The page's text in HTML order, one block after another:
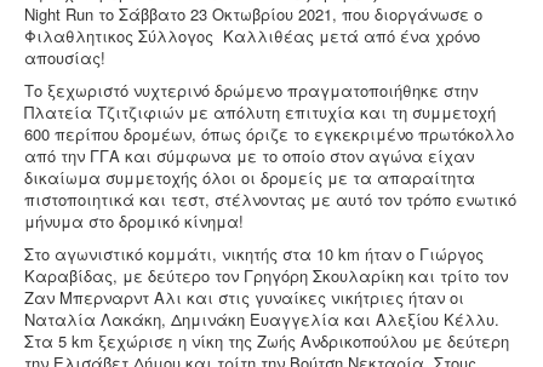
Night Run το Σάββατο 23 Οκτωβρίου 2021, που διοργάνωσε ο
Φιλαθλητικος Σύλλογος Καλλιθέας μετά από ένα χρόνο
απουσίας!
Το ξεχωριστό νυχτερινό δρώμενο πραγματοποιήθηκε στην
Πλατεία Τζιτζιφιών με απόλυτη επιτυχία και τη συμμετοχή
600 περίπου δρομέων, όπως όριζε το εγκεκριμένο πρωτόκολλο
από την ΓΓΑ και σύμφωνα με το οποίο στον αγώνα είχαν
δικαίωμα συμμετοχής όλοι οι δρομείς με τα απαραίτητα
πιστοποιητικά και τεστ, στέλνοντας με αυτό τον τρόπο ενωτικό
μήνυμα στο δρομικό κίνημα!
Στο αγωνιστικό κομμάτι, νικητής στα 10 km ήταν ο Γιώργος
Καραβίδας, με δεύτερο τον Γρηγόρη Σκουλαρίκη και τρίτο τον
Ζαν Μπερναρντ Αλι και στις γυναίκες νικήτριες ήταν οι
Ναταλία Λακάκη, Δημινάκη Ευαγγελία και Αλεξίου Κέλλυ.
Στα 5 km ξεχώρισε η νίκη της Ζωής Ανδρικοπούλου με δεύτερη